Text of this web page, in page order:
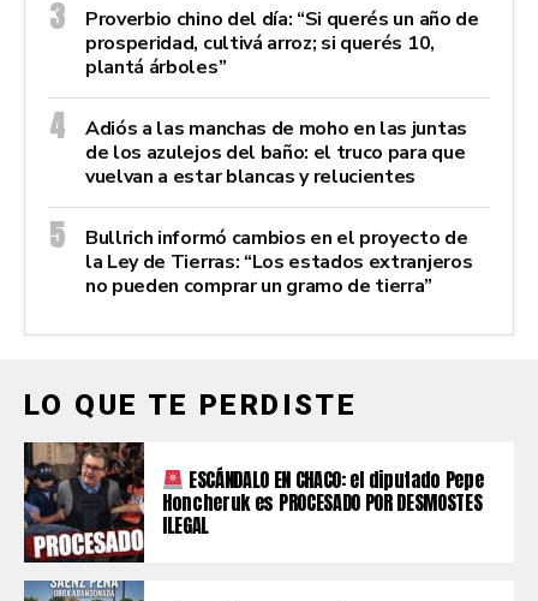
Proverbio chino del día: “Si querés un año de
prosperidad, cultivá arroz; si querés 10,
plantá árboles”
Adiós a las manchas de moho en las juntas
de los azulejos del baño: el truco para que
vuelvan a estar blancas y relucientes
Bullrich informó cambios en el proyecto de
la Ley de Tierras: “Los estados extranjeros
no pueden comprar un gramo de tierra”
LO QUE TE PERDISTE
ESCÁNDALO EN CHACO: el diputado Pepe
Honcheruk es PROCESADO POR DESMOSTES
ILEGAL